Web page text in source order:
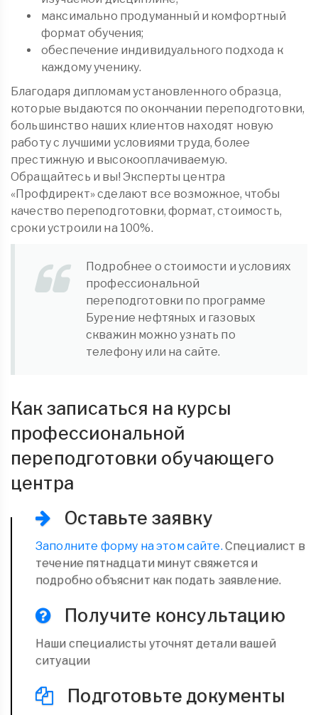
максимально продуманный и комфортный
формат обучения;
обеспечение индивидуального подхода к
каждому ученику.
Благодаря дипломам установленного образца,
которые выдаются по окончании переподготовки,
большинство наших клиентов находят новую
работу с лучшими условиями труда, более
престижную и высокооплачиваемую.
Обращайтесь и вы! Эксперты центра
«Профдирект» сделают все возможное, чтобы
качество переподготовки, формат, стоимость,
сроки устроили на 100%.
Подробнее о стоимости и условиях
профессиональной
переподготовки по программе
Бурение нефтяных и газовых
скважин можно узнать по
телефону или на сайте.
Как записаться на курсы
профессиональной
переподготовки обучающего
центра
Оставьте заявку
Заполните форму на этом сайте. Специалист в
течение пятнадцати минут свяжется и
подробно объяснит как подать заявление.
Получите консультацию
Наши специалисты уточнят детали вашей
ситуации
Подготовьте документы